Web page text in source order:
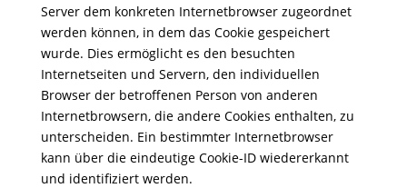
Server dem konkreten Internetbrowser zugeordnet
werden können, in dem das Cookie gespeichert
wurde. Dies ermöglicht es den besuchten
Internetseiten und Servern, den individuellen
Browser der betroffenen Person von anderen
Internetbrowsern, die andere Cookies enthalten, zu
unterscheiden. Ein bestimmter Internetbrowser
kann über die eindeutige Cookie-ID wiedererkannt
und identifiziert werden.